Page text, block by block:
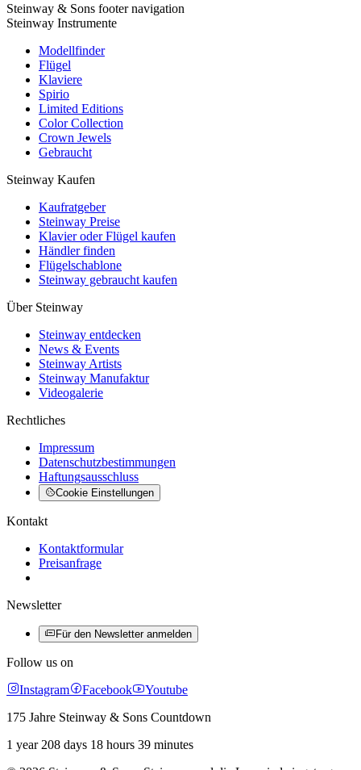
Steinway & Sons footer navigation
Steinway Instrumente
Modellfinder
Flügel
Klaviere
Spirio
Limited Editions
Color Collection
Crown Jewels
Gebraucht
Steinway Kaufen
Kaufratgeber
Steinway Preise
Klavier oder Flügel kaufen
Händler finden
Flügelschablone
Steinway gebraucht kaufen
Über Steinway
Steinway entdecken
News & Events
Steinway Artists
Steinway Manufaktur
Videogalerie
Rechtliches
Impressum
Datenschutzbestimmungen
Haftungsausschluss
Cookie Einstellungen
Kontakt
Kontaktformular
Preisanfrage
Newsletter
Für den Newsletter anmelden
Follow us on
Instagram
Facebook
Youtube
175 Jahre Steinway & Sons Countdown
1 year 208 days 18 hours 39 minutes